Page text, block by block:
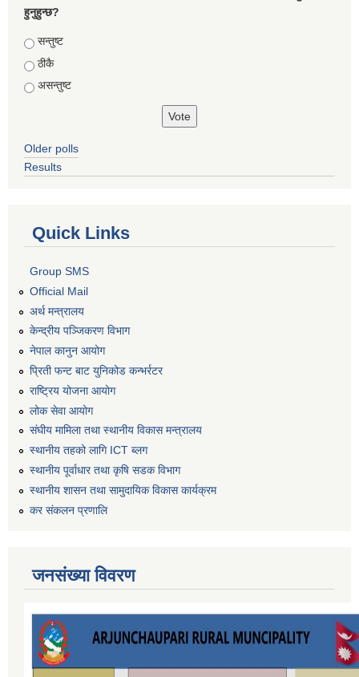
हुनुहुन्छ?
Choices
सन्तुष्ट
ठीकै
असन्तुष्ट
Older polls
Results
Quick Links
Group SMS
Official Mail
अर्थ मन्त्रालय
केन्द्रीय पञ्जिकरण विभाग
नेपाल कानुन आयोग
प्रिती फन्ट बाट युनिकोड कन्भर्रटर
राष्ट्रिय योजना आयोग
लोक सेवा आयोग
संघीय मामिला तथा स्थानीय विकास मन्त्रालय
स्थानीय तहको लागि ICT ब्लग
स्थानीय पूर्वाधार तथा कृषि सडक विभाग
स्थानीय शासन तथा सामुदायिक विकास कार्यक्रम
कर स‌ंकलन प्रणालि
जनसंख्या विवरण